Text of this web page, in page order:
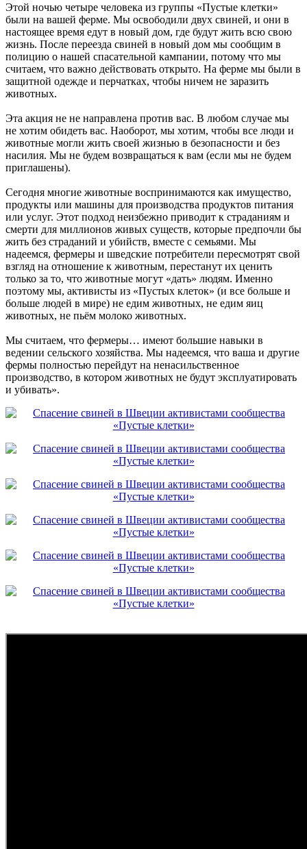
Этой ночью четыре человека из группы «Пустые клетки»
были на вашей ферме. Мы освободили двух свиней, и они в
настоящее время едут в новый дом, где будут жить всю свою
жизнь. После переезда свиней в новый дом мы сообщим в
полицию о нашей спасательной кампании, потому что мы
считаем, что важно действовать открыто. На ферме мы были в
защитной одежде и перчатках, чтобы ничем не заразить
животных.
Эта акция не не направлена против вас. В любом случае мы
не хотим обидеть вас. Наоборот, мы хотим, чтобы все люди и
животные могли жить своей жизнью в безопасности и без
насилия. Мы не будем возвращаться к вам (если мы не будем
приглашены).
Сегодня многие животные воспринимаются как имущество,
продукты или машины для производства продуктов питания
или услуг. Этот подход неизбежно приводит к страданиям и
смерти для миллионов живых существ, которые предпочли бы
жить без страданий и убийств, вместе с семьями. Мы
надеемся, фермеры и шведские потребители пересмотрят свой
взгляд на отношение к животным, перестанут их ценить
только за то, что животные могут «дать» людям. Именно
поэтому мы, активисты из «Пустых клеток» (и все больше и
больше людей в мире) не едим животных, не едим яиц
животных, не пьём молоко животных.
Мы считаем, что фермеры… имеют большие навыки в
ведении сельского хозяйства. Мы надеемся, что ваша и другие
фермы полностью перейдут на ненасильственное
производство, в котором животных не будут эксплуатировать
и убивать».